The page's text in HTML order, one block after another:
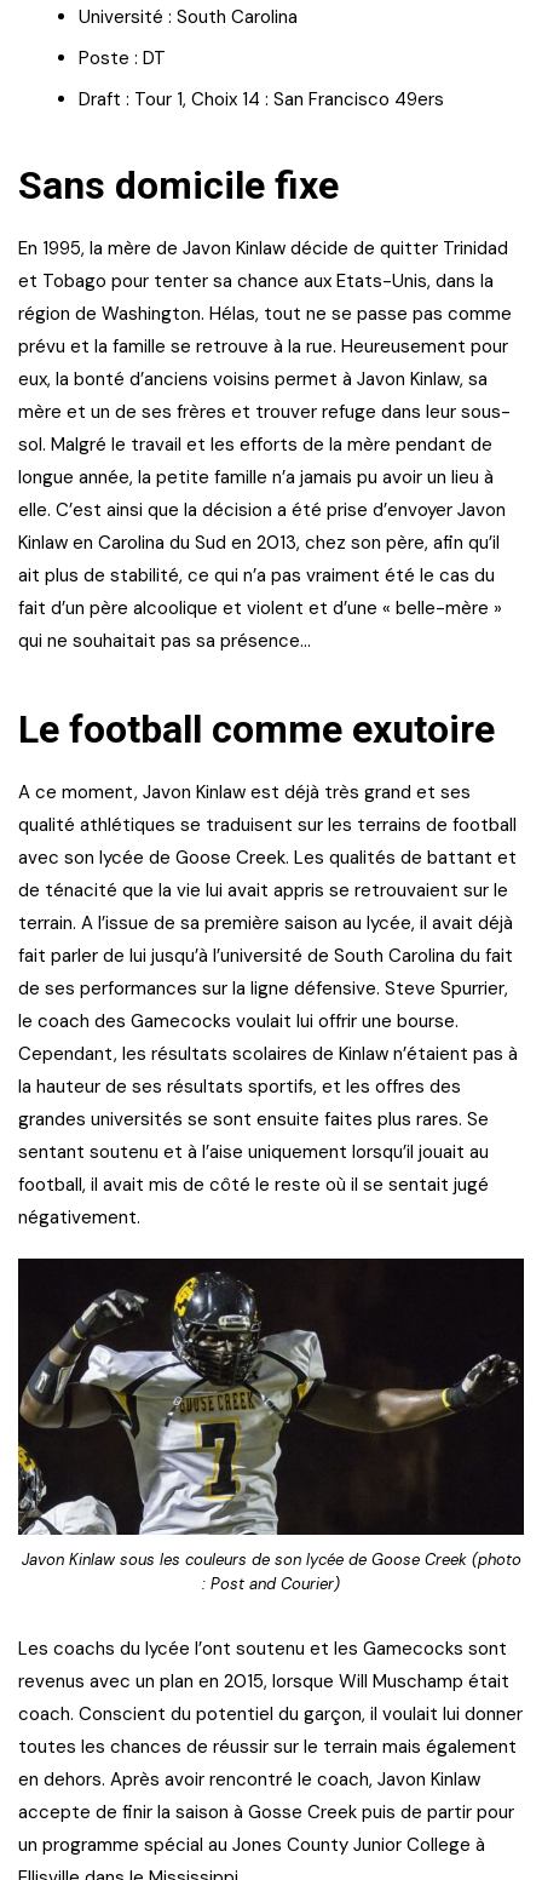
Université : South Carolina
Poste : DT
Draft : Tour 1, Choix 14 : San Francisco 49ers
Sans domicile fixe
En 1995, la mère de Javon Kinlaw décide de quitter Trinidad
et Tobago pour tenter sa chance aux Etats-Unis, dans la
région de Washington. Hélas, tout ne se passe pas comme
prévu et la famille se retrouve à la rue. Heureusement pour
eux, la bonté d’anciens voisins permet à Javon Kinlaw, sa
mère et un de ses frères et trouver refuge dans leur sous-
sol. Malgré le travail et les efforts de la mère pendant de
longue année, la petite famille n’a jamais pu avoir un lieu à
elle. C’est ainsi que la décision a été prise d’envoyer Javon
Kinlaw en Carolina du Sud en 2013, chez son père, afin qu’il
ait plus de stabilité, ce qui n’a pas vraiment été le cas du
fait d’un père alcoolique et violent et d’une « belle-mère »
qui ne souhaitait pas sa présence…
Le football comme exutoire
A ce moment, Javon Kinlaw est déjà très grand et ses
qualité athlétiques se traduisent sur les terrains de football
avec son lycée de Goose Creek. Les qualités de battant et
de ténacité que la vie lui avait appris se retrouvaient sur le
terrain. A l’issue de sa première saison au lycée, il avait déjà
fait parler de lui jusqu’à l’université de South Carolina du fait
de ses performances sur la ligne défensive. Steve Spurrier,
le coach des Gamecocks voulait lui offrir une bourse.
Cependant, les résultats scolaires de Kinlaw n’étaient pas à
la hauteur de ses résultats sportifs, et les offres des
grandes universités se sont ensuite faites plus rares. Se
sentant soutenu et à l’aise uniquement lorsqu’il jouait au
football, il avait mis de côté le reste où il se sentait jugé
négativement.
Javon Kinlaw sous les couleurs de son lycée de Goose Creek (photo
: Post and Courier)
Les coachs du lycée l’ont soutenu et les Gamecocks sont
revenus avec un plan en 2015, lorsque Will Muschamp était
coach. Conscient du potentiel du garçon, il voulait lui donner
toutes les chances de réussir sur le terrain mais également
en dehors. Après avoir rencontré le coach, Javon Kinlaw
accepte de finir la saison à Gosse Creek puis de partir pour
un programme spécial au Jones County Junior College à